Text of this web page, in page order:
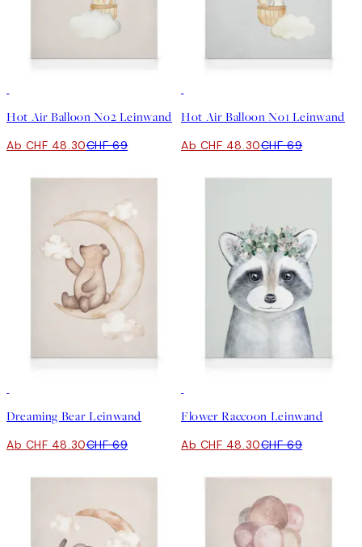
Hot Air Balloon No2 Leinwand
Ab CHF 48.30CHF 69
Hot Air Balloon No1 Leinwand
Ab CHF 48.30CHF 69
Dreaming Bear Leinwand
Ab CHF 48.30CHF 69
Flower Raccoon Leinwand
Ab CHF 48.30CHF 69